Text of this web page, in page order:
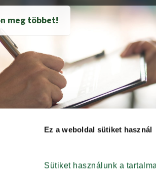
Ez a weboldal sütiket használ
Sütiket használunk a
meg többet!